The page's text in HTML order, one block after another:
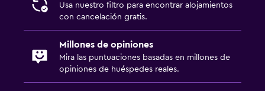
Usa nuestro filtro para encontrar alojamientos
con cancelación gratis.
Millones de opiniones
Mira las puntuaciones basadas en millones de
opiniones de huéspedes reales.